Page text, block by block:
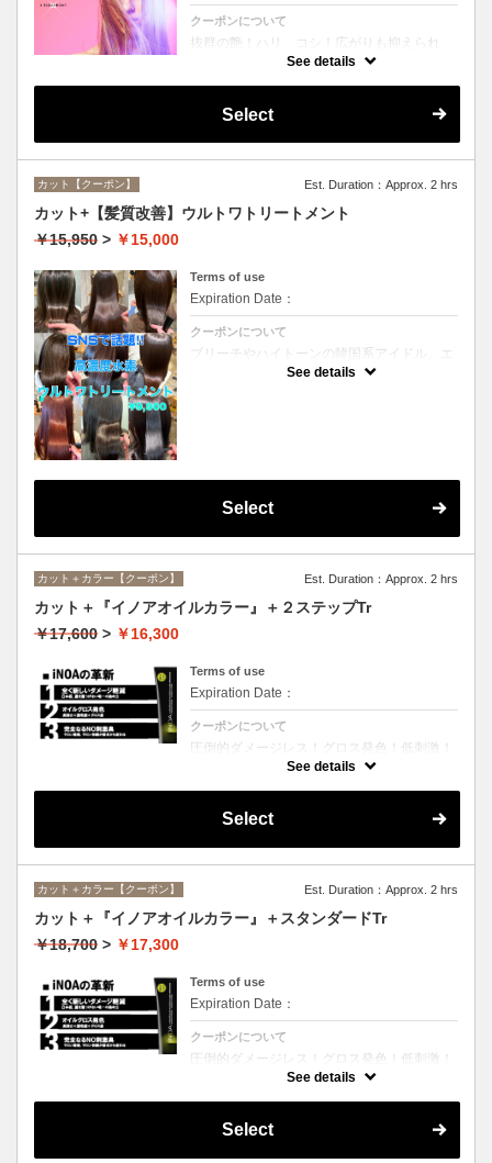
クーポンについて
抜群の艶！ハリ、コシ！広がりも抑えられ
る！どんなに傷んだ髪も、鮮やかなハイトー
See details
Select
カット【クーポン】 Est. Duration：Approx. 2 hrs
カット+【髪質改善】ウルトワトリートメント
￥15,950 > ￥15,000
Terms of use
Expiration Date：
クーポンについて
ブリーチやハイトーンの韓国系アイドル、エ
イジング毛にお悩みの美魔女も夢中！全ての
See details
Select
カット＋カラー【クーポン】 Est. Duration：Approx. 2 hrs
カット＋『イノアオイルカラー』＋２ステップTr
￥17,600 > ￥16,300
Terms of use
Expiration Date：
クーポンについて
圧倒的ダメージレス！グロス発色！低刺激！
匂いも残らない！全く新しい処方のイノアオ
イルカラーのセットメニュー☆シャンプー、
ブロー込み。※リタッチカラーの場合は
See details
Select
カット＋カラー【クーポン】 Est. Duration：Approx. 2 hrs
カット＋『イノアオイルカラー』＋スタンダードTr
￥18,700 > ￥17,300
Terms of use
Expiration Date：
クーポンについて
圧倒的ダメージレス！グロス発色！低刺激！
匂いも残らない！全く新しい処方のイノアオ
イルカラーのセットメニュー☆シャンプー、
ブロー込み。※リタッチカラーの場合は
See details
Select